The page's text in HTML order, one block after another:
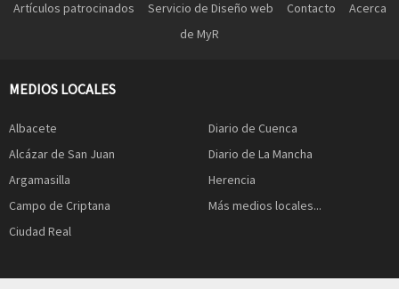
Artículos patrocinados Servicio de Diseño web Contacto
Acerca
de MyR
MEDIOS LOCALES
Albacete
Alcázar de San Juan
Argamasilla
Campo de Criptana
Ciudad Real
Diario de Cuenca
Diario de La Mancha
Herencia
Más medios locales...